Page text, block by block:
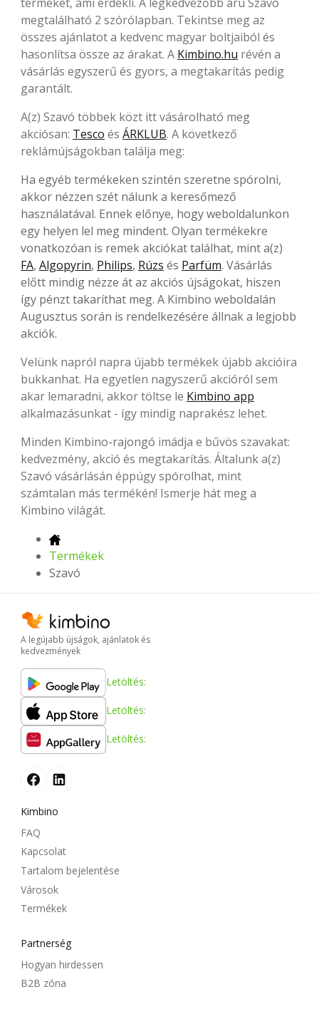
terméket, ami érdekli. A legkedvezőbb árú Szavó
megtalálható 2 szórólapban. Tekintse meg az
összes ajánlatot a kedvenc magyar boltjaiból és
hasonlítsa össze az árakat. A Kimbino.hu révén a
vásárlás egyszerű és gyors, a megtakarítás pedig
garantált.
A(z) Szavó többek közt itt vásárolható meg
akciósan: Tesco és ÁRKLUB. A következő
reklámújságokban találja meg:
Ha egyéb termékeken szintén szeretne spórolni,
akkor nézzen szét nálunk a keresőmező
használatával. Ennek előnye, hogy weboldalunkon
egy helyen lel meg mindent. Olyan termékekre
vonatkozóan is remek akciókat találhat, mint a(z)
FA, Algopyrin, Philips, Rúzs és Parfüm. Vásárlás
előtt mindig nézze át az akciós újságokat, hiszen
így pénzt takaríthat meg. A Kimbino weboldalán
Augusztus során is rendelkezésére állnak a legjobb
akciók.
Velünk napról napra újabb termékek újabb akcióira
bukkanhat. Ha egyetlen nagyszerű akcióról sem
akar lemaradni, akkor töltse le Kimbino app
alkalmazásunkat - így mindig naprakész lehet.
Minden Kimbino-rajongó imádja e bűvös szavakat:
kedvezmény, akció és megtakarítás. Általunk a(z)
Szavó vásárlásán éppúgy spórolhat, mint
számtalan más termékén! Ismerje hát meg a
Kimbino világát.
Termékek
Szavó
A legújabb újságok, ajánlatok és
kedvezmények
Letöltés:
Letöltés:
Letöltés:
Kimbino
FAQ
Kapcsolat
Tartalom bejelentése
Városok
Termékek
Partnerség
Hogyan hirdessen
B2B zóna